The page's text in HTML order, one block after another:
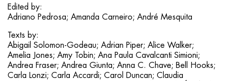
Edited by:
Adriano Pedrosa; Amanda Carneiro; André Mesquita
Texts by:
Abigail Solomon-Godeau; Adrian Piper; Alice Walker;
Amelia Jones; Amy Tobin; Ana Paula Cavalcanti Simioni;
Andrea Fraser; Andrea Giunta; Anna C. Chave; Bell Hooks;
Carla Lonzi; Carla Accardi; Carol Duncan; Claudia